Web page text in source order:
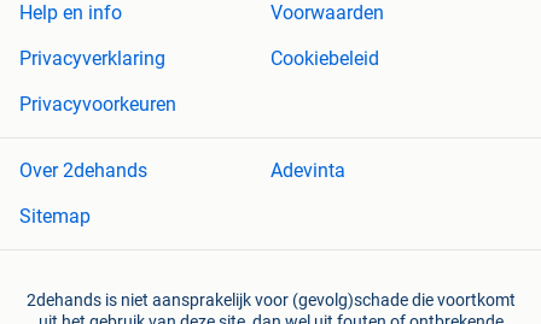
Help en info
Voorwaarden
Privacyverklaring
Cookiebeleid
Privacyvoorkeuren
Over 2dehands
Adevinta
Sitemap
2dehands is niet aansprakelijk voor (gevolg)schade die voortkomt